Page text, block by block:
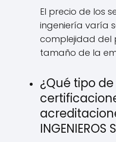
El precio de los
ingeniería varía
complejidad del
tamaño de la
¿Qué tipo de
INGENIEROS